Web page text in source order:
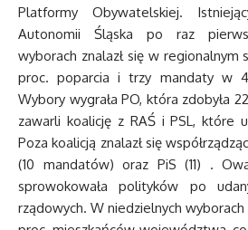
Platformy Obywatelskiej.
Autonomii Śląska po raz
wyborach znalazł się w regionalnym
proc. poparcia i trzy mandaty w
Wybory wygrała PO, która zdobyła
zawarli koalicję z RAŚ i PSL, które
Poza koalicją znalazł się
(10 mandatów) oraz PiS (11) .
sprowokowała polityków po
rządowych. W niedzielnych wyborach